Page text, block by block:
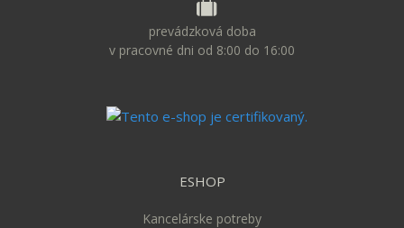
prevádzková doba
v pracovné dni od 8:00 do 16:00
ESHOP
Kancelárske potreby